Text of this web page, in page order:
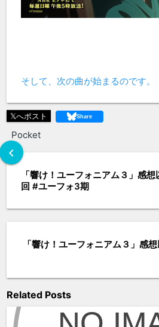
そして、次の曲が始まるのです。
𝕏へポスト
Pocket
chevron_left
「響け！ユーフォニアム３」感
回 #ユーフォ3期
「響け！ユーフォニアム３」感
Related Posts